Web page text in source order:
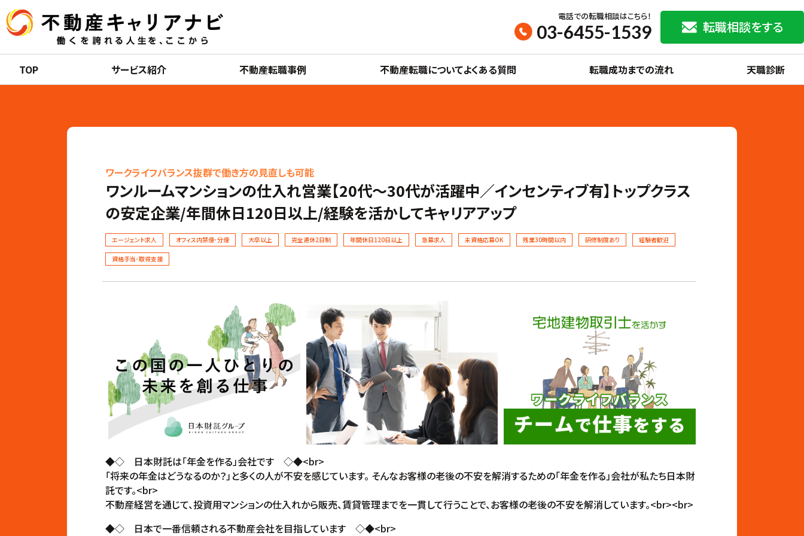
電話での転職相談はこちら！
03-6455-1539 転職相談をする
TOP サービス紹介 不動産転職事例 不動産転職についてよくある質問 転職成功までの流れ 天職診断
ワークライフバランス抜群で働き方の見直しも可能
ワンルームマンションの仕入れ営業【20代〜30代が活躍中／インセンティブ有】トップクラス
の安定企業/年間休日120日以上/経験を活かしてキャリアアップ
エージェント求人 オフィス内禁煙･分煙 大卒以上 完全週休2日制 年間休日120日以上 急募求人 未資格応募OK 残業30時間以内 研修制度あり 経験者歓迎
資格手当･取得支援
◆◇ 日本財託は「年金を作る」会社です ◇◆<br>
「将来の年金はどうなるのか？」と多くの人が不安を感じています。 そんなお客様の老後の不安を解消するための「年金を作る」会社が私たち日本財
託です。<br>
不動産経営を通じて、投資用マンションの仕入れから販売、賃貸管理までを一貫して行うことで、お客様の老後の不安を解消しています。<br><br>
◆◇ 日本で一番信頼される不動産会社を目指しています ◇◆<br>